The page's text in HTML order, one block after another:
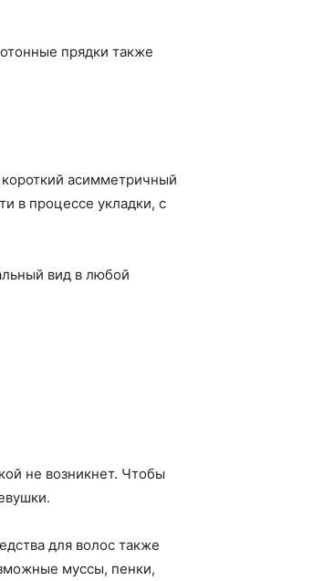
прядки также
асимметричный
в процессе укладки, с
вид в любой
не возникнет. Чтобы
для волос также
муссы, пенки,